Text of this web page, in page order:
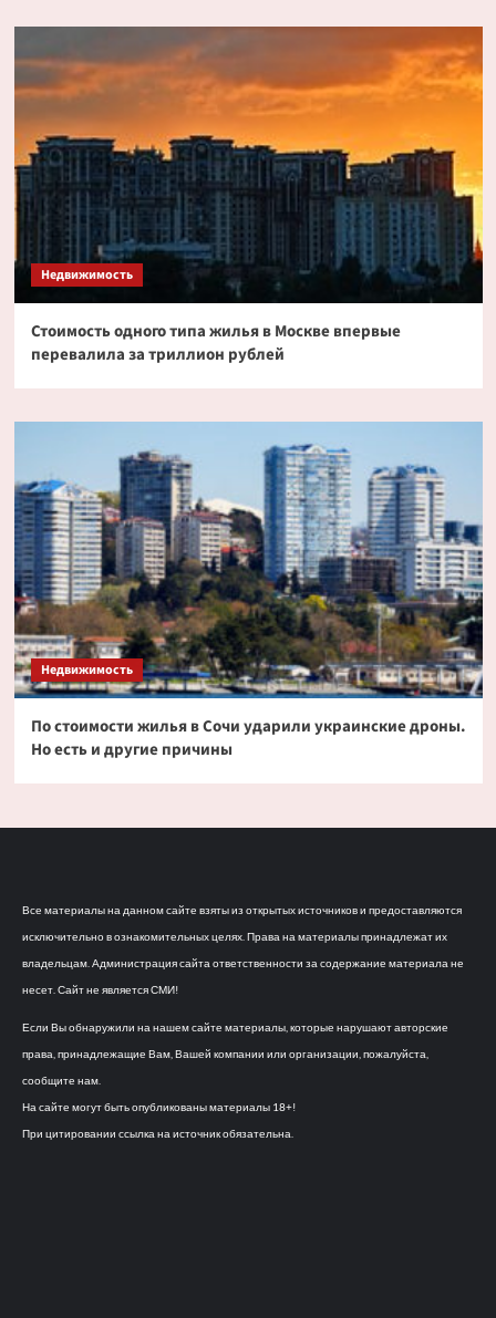
Недвижимость
Стоимость одного типа жилья в Москве впервые
перевалила за триллион рублей
Недвижимость
По стоимости жилья в Сочи ударили украинские дроны.
Но есть и другие причины
Все материалы на данном сайте взяты из открытых источников и предоставляются
исключительно в ознакомительных целях. Права на материалы принадлежат их
владельцам. Администрация сайта ответственности за содержание материала не
несет. Сайт не является СМИ!
Если Вы обнаружили на нашем сайте материалы, которые нарушают авторские
права, принадлежащие Вам, Вашей компании или организации, пожалуйста,
сообщите нам.
На сайте могут быть опубликованы материалы 18+!
При цитировании ссылка на источник обязательна.